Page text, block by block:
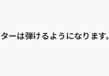
は弾けるようになります。